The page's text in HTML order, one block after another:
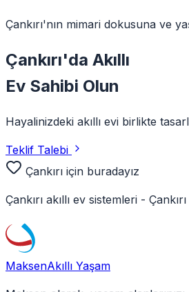
Çankırı'nın mimari dokusuna ve
Çankırı'da Akıllı
Ev Sahibi Olun
Hayalinizdeki akıllı evi birlikte
Teklif Talebi
Çankırı için buradayız
Çankırı akıllı ev sistemleri - Çankırı
MaksenAkıllı Yaşam